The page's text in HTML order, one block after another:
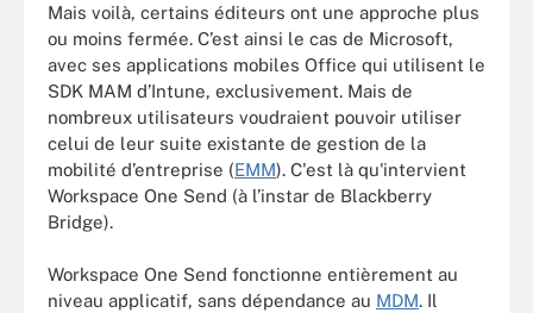
Mais voilà, certains éditeurs ont une approche plus
ou moins fermée. C’est ainsi le cas de Microsoft,
avec ses applications mobiles Office qui utilisent le
SDK MAM d’Intune, exclusivement. Mais de
nombreux utilisateurs voudraient pouvoir utiliser
celui de leur suite existante de gestion de la
mobilité d’entreprise (EMM). C'est là qu'intervient
Workspace One Send (à l’instar de Blackberry
Bridge).
Workspace One Send fonctionne entièrement au
niveau applicatif, sans dépendance au MDM. Il